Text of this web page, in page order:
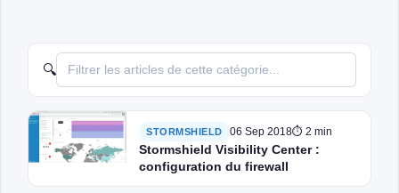
🔍
STORMSHIELD 06 Sep 2018⏱ 2 min
Stormshield Visibility Center :
configuration du firewall